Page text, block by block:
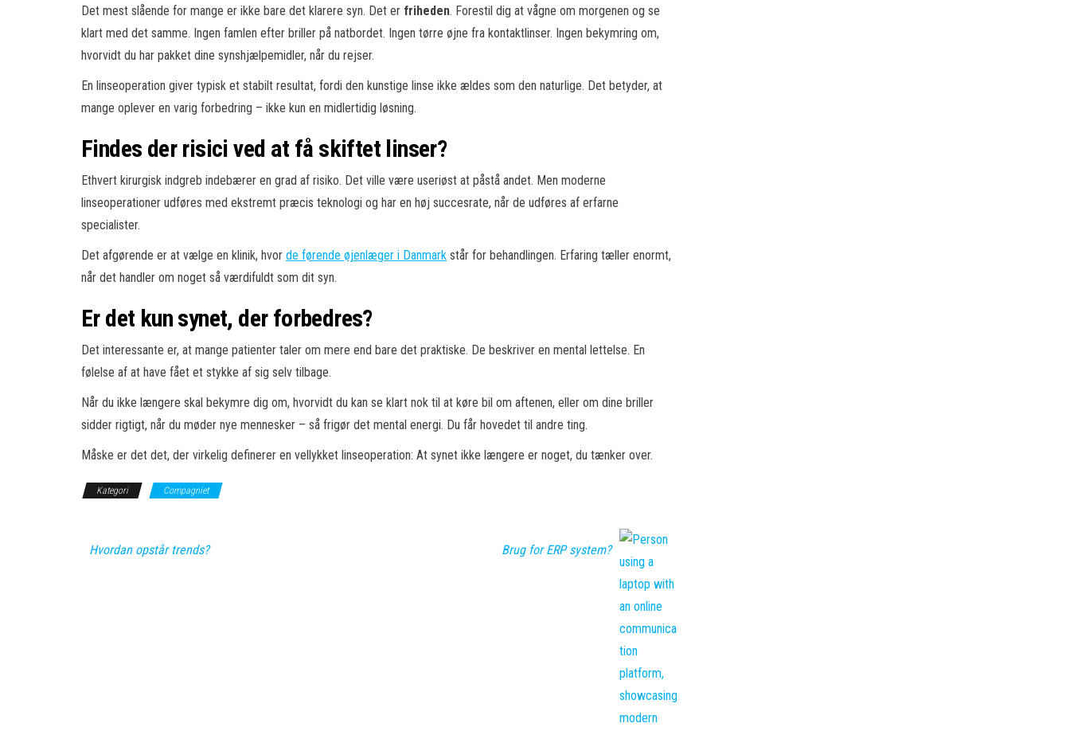
Det mest slående for mange er ikke bare det klarere syn. Det er friheden. Forestil dig at vågne om morgenen og se
klart med det samme. Ingen famlen efter briller på natbordet. Ingen tørre øjne fra kontaktlinser. Ingen bekymring om,
hvorvidt du har pakket dine synshjælpemidler, når du rejser.
En linseoperation giver typisk et stabilt resultat, fordi den kunstige linse ikke ældes som den naturlige. Det betyder, at
mange oplever en varig forbedring – ikke kun en midlertidig løsning.
Findes der risici ved at få skiftet linser?
Ethvert kirurgisk indgreb indebærer en grad af risiko. Det ville være useriøst at påstå andet. Men moderne
linseoperationer udføres med ekstremt præcis teknologi og har en høj succesrate, når de udføres af erfarne
specialister.
Det afgørende er at vælge en klinik, hvor de førende øjenlæger i Danmark står for behandlingen. Erfaring tæller enormt,
når det handler om noget så værdifuldt som dit syn.
Er det kun synet, der forbedres?
Det interessante er, at mange patienter taler om mere end bare det praktiske. De beskriver en mental lettelse. En
følelse af at have fået et stykke af sig selv tilbage.
Når du ikke længere skal bekymre dig om, hvorvidt du kan se klart nok til at køre bil om aftenen, eller om dine briller
sidder rigtigt, når du møder nye mennesker – så frigør det mental energi. Du får hovedet til andre ting.
Måske er det det, der virkelig definerer en vellykket linseoperation: At synet ikke længere er noget, du tænker over.
Kategori Compagniet
Hvordan opstår trends? Brug for ERP system?